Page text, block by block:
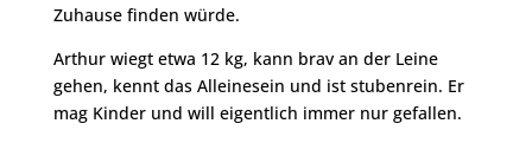
Zuhause finden würde.
Arthur wiegt etwa 12 kg, kann brav an der Leine
gehen, kennt das Alleinesein und ist stubenrein. Er
mag Kinder und will eigentlich immer nur gefallen.